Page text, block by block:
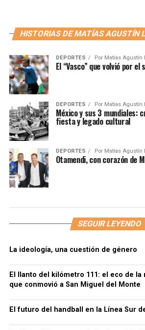
HISTORIAS DE MATÍAS AGUSTÍN
DEPORTES Por Matías Agustín
El “Vasco” que volvió por el
DEPORTES Por Matías Agustín
México y sus 3 mundiales:
fiesta y legado cultural
DEPORTES Por Matías Agustín
Otamendi, con corazón de
SEGUIR LEYENDO
La ideología, una cuestión de género
El llanto del kilómetro 111: el eco de la
que conmovió a San Miguel del Monte
El futuro del handball en la Línea Sur